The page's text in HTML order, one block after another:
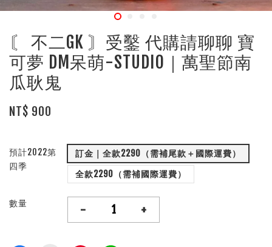
〘 不二GK 〙受鑿 代購請聊聊 寶
可夢 DM呆萌-STUDIO｜萬聖節南
瓜耿鬼
NT$ 900
預計2022第
四季
訂金｜全款2290（需補尾款＋國際運費）
全款2290（需補國際運費）
數量 - +